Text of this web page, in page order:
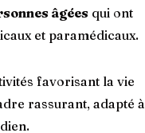
âgées qui ont
et paramédicaux.
favorisant la vie
rassurant, adapté à